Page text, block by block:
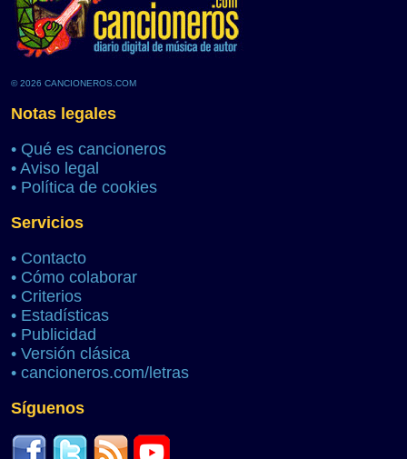
© 2026 CANCIONEROS.COM
Notas legales
• Qué es cancioneros
• Aviso legal
• Política de cookies
Servicios
• Contacto
• Cómo colaborar
• Criterios
• Estadísticas
• Publicidad
• Versión clásica
• cancioneros.com/letras
Síguenos